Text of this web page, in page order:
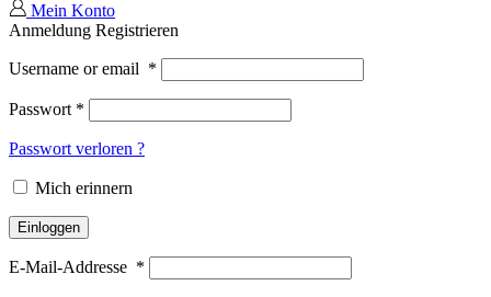
Mein Konto
Anmeldung Registrieren
Username or email *
Passwort *
Passwort verloren ?
Mich erinnern
Einloggen
E-Mail-Addresse *